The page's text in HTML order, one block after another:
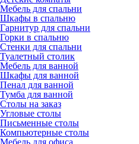
Мебель для спальни
Шкафы в спальню
Гарнитур для спальни
Горки в спальню
Стенки для спальни
Туалетный столик
Мебель для ванной
Шкафы для ванной
Пенал для ванной
Тумба для ванной
Столы на заказ
Угловые столы
Письменные столы
Компьютерные столы
Мебель для офиса